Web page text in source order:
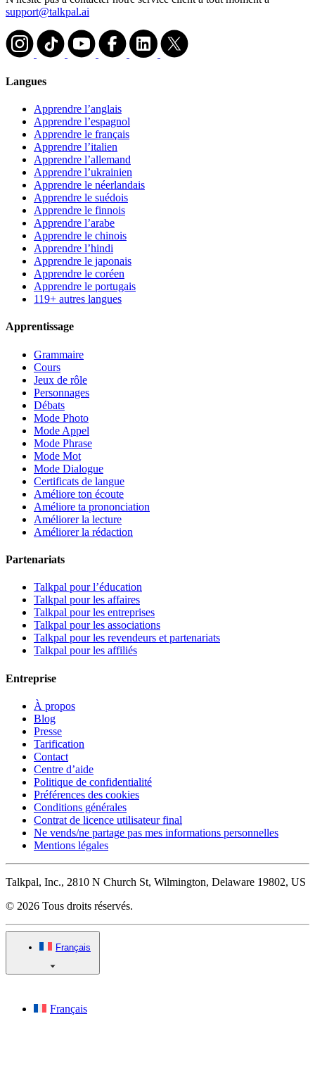
support@talkpal.ai
Langues
Apprendre l’anglais
Apprendre l’espagnol
Apprendre le français
Apprendre l’italien
Apprendre l’allemand
Apprendre l’ukrainien
Apprendre le néerlandais
Apprendre le suédois
Apprendre le finnois
Apprendre l’arabe
Apprendre le chinois
Apprendre l’hindi
Apprendre le japonais
Apprendre le coréen
Apprendre le portugais
119+ autres langues
Apprentissage
Grammaire
Cours
Jeux de rôle
Personnages
Débats
Mode Photo
Mode Appel
Mode Phrase
Mode Mot
Mode Dialogue
Certificats de langue
Améliore ton écoute
Améliore ta prononciation
Améliorer la lecture
Améliorer la rédaction
Partenariats
Talkpal pour l’éducation
Talkpal pour les affaires
Talkpal pour les entreprises
Talkpal pour les associations
Talkpal pour les revendeurs et partenariats
Talkpal pour les affiliés
Entreprise
À propos
Blog
Presse
Tarification
Contact
Centre d’aide
Politique de confidentialité
Préférences des cookies
Conditions générales
Contrat de licence utilisateur final
Ne vends/ne partage pas mes informations personnelles
Mentions légales
Talkpal, Inc., 2810 N Church St, Wilmington, Delaware 19802, US
© 2026 Tous droits réservés.
Français
Français